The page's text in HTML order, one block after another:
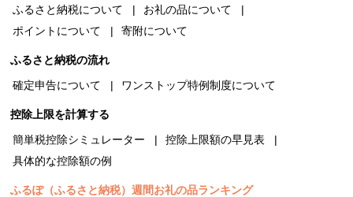
ふるさと納税について
お礼の品について
ポイントについて
寄附について
ふるさと納税の流れ
確定申告について
ワンストップ特例制度について
控除上限を計算する
簡単税控除シミュレーター
控除上限額の早見表
具体的な控除額の例
ふるぽ（ふるさと納税）週間お礼の品ランキング